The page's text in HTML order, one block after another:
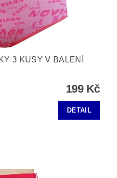
3 KUSY V BALENÍ
199 Kč
DETAIL